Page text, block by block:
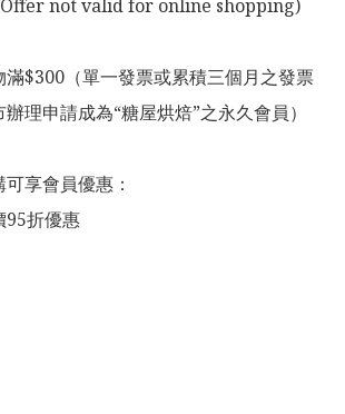
$300（單一發票或累積三個月之發票
理申請成為“糖屋烘焙”之永久會員）
享會員優惠：
95折優惠